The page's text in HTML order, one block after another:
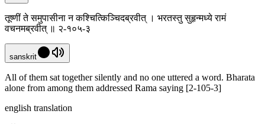
तूष्णीं ते समुपासीना न कश्चित्किञ्चिदब्रवीत् । भरतस्तु सुहृन्मध्ये रामं
वचनमब्रवीत् ॥ २-१०५-३
sanskrit
All of them sat together silently and no one uttered a word. Bharata
alone from among them addressed Rama saying [2-105-3]
english translation